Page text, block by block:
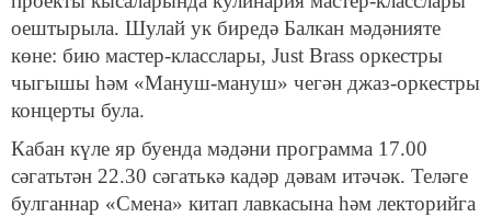
оештырыла. Шулай ук биредә Балкан мәдәнияте
көне: бию мастер-класслары, Just Brass оркестры
чыгышы һәм «Мануш-мануш» чегән джаз-оркестры
концерты була.
Кабан күле яр буенда мәдәни программа 17.00
сәгатьтән 22.30 сәгатькә кадәр дәвам итәчәк. Теләге
булганнар «Смена» китап лавкасына һәм лекторийга